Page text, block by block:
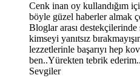
Cenk inan oy kullandığım
böyle güzel haberler almak
Bloglar arası destekçilerinde
kimseyi yanıtsız
lezzetlerinle başarıyı hep
ben..Yürekten tebrik ederim..
Sevgiler